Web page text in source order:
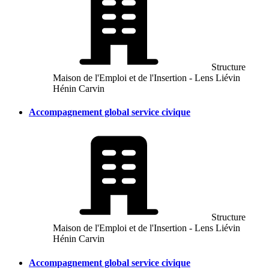
Structure
Maison de l'Emploi et de l'Insertion - Lens Liévin
Hénin Carvin
Accompagnement global service civique
Structure
Maison de l'Emploi et de l'Insertion - Lens Liévin
Hénin Carvin
Accompagnement global service civique